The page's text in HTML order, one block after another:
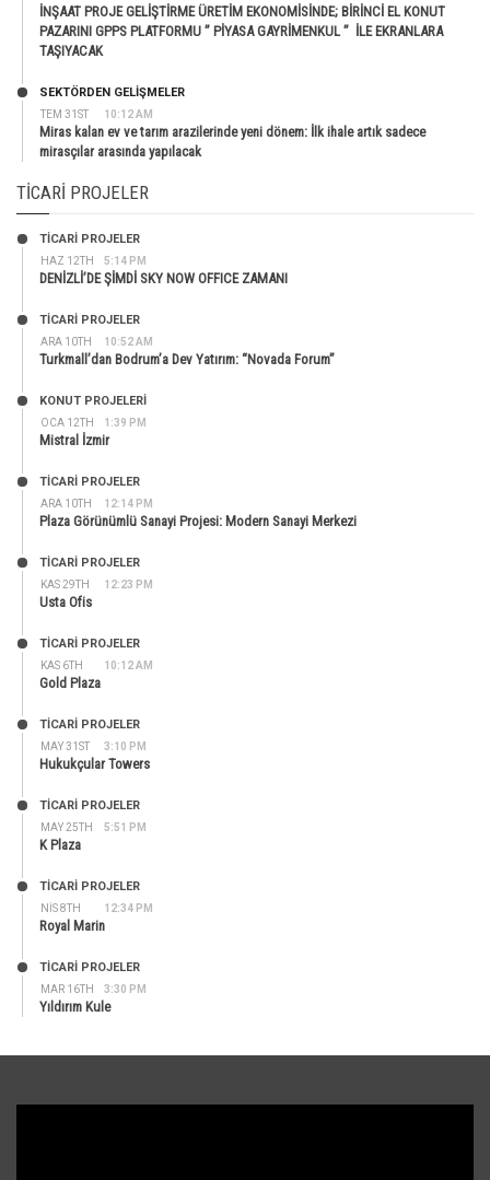
İNŞAAT PROJE GELİŞTİRME ÜRETİM EKONOMİSİNDE; BİRİNCİ EL KONUT
PAZARINI GPPS PLATFORMU ” PİYASA GAYRİMENKUL ” İLE EKRANLARA
TAŞIYACAK
TEM 31ST 10:12 AM
SEKTÖRDEN GELIŞMELER
Miras kalan ev ve tarım arazilerinde yeni dönem: İlk ihale artık sadece
mirasçılar arasında yapılacak
TICARI PROJELER
HAZ 12TH 5:14 PM
TİCARİ PROJELER
DENİZLİ’DE ŞİMDİ SKY NOW OFFICE ZAMANI
ARA 10TH 10:52 AM
TİCARİ PROJELER
Turkmall’dan Bodrum’a Dev Yatırım: “Novada Forum”
OCA 12TH 1:39 PM
KONUT PROJELERI
Mistral İzmir
ARA 10TH 12:14 PM
TİCARİ PROJELER
Plaza Görünümlü Sanayi Projesi: Modern Sanayi Merkezi
KAS 29TH 12:23 PM
TİCARİ PROJELER
Usta Ofis
KAS 6TH 10:12 AM
TİCARİ PROJELER
Gold Plaza
MAY 31ST 3:10 PM
TİCARİ PROJELER
Hukukçular Towers
MAY 25TH 5:51 PM
TİCARİ PROJELER
K Plaza
NIS 8TH 12:34 PM
TİCARİ PROJELER
Royal Marin
MAR 16TH 3:30 PM
TİCARİ PROJELER
Yıldırım Kule